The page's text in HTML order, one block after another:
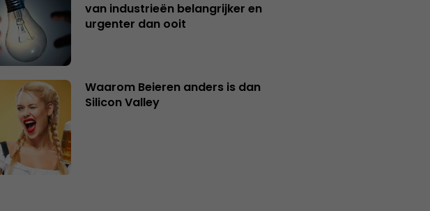
van industrieën belangrijker en
urgenter dan ooit
Waarom Beieren anders is dan
Silicon Valley